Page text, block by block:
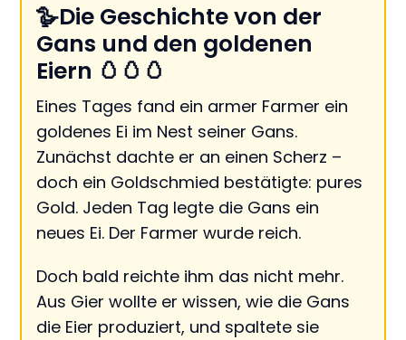
🪿Die Geschichte von der
Gans und den goldenen
Eiern 🥚🥚🥚
Eines Tages fand ein armer Farmer ein
goldenes Ei im Nest seiner Gans.
Zunächst dachte er an einen Scherz –
doch ein Goldschmied bestätigte: pures
Gold. Jeden Tag legte die Gans ein
neues Ei. Der Farmer wurde reich.
Doch bald reichte ihm das nicht mehr.
Aus Gier wollte er wissen, wie die Gans
die Eier produziert, und spaltete sie